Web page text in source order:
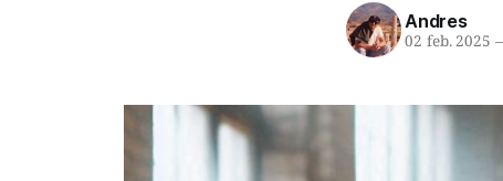
Andres
02 feb. 2025